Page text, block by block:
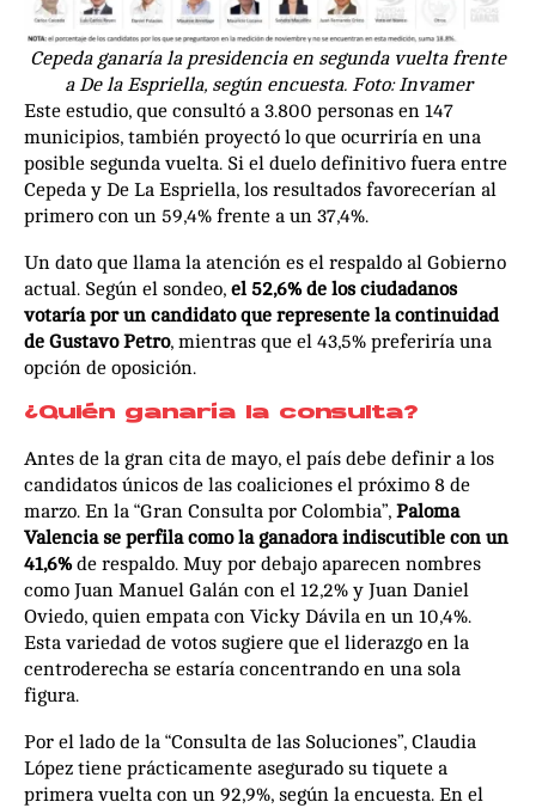
Cepeda ganaría la presidencia en segunda vuelta frente
a De la Espriella, según encuesta. Foto: Invamer
Este estudio, que consultó a 3.800 personas en 147
municipios, también proyectó lo que ocurriría en una
posible segunda vuelta. Si el duelo definitivo fuera entre
Cepeda y De La Espriella, los resultados favorecerían al
primero con un 59,4% frente a un 37,4%.
Un dato que llama la atención es el respaldo al Gobierno
actual. Según el sondeo, el 52,6% de los ciudadanos
votaría por un candidato que represente la continuidad
de Gustavo Petro, mientras que el 43,5% preferiría una
opción de oposición.
¿Quién ganaría la consulta?
Antes de la gran cita de mayo, el país debe definir a los
candidatos únicos de las coaliciones el próximo 8 de
marzo. En la “Gran Consulta por Colombia”, Paloma
Valencia se perfila como la ganadora indiscutible con un
41,6%de respaldo. Muy por debajo aparecen nombres
como Juan Manuel Galán con el 12,2% y Juan Daniel
Oviedo, quien empata con Vicky Dávila en un 10,4%.
Esta variedad de votos sugiere que el liderazgo en la
centroderecha se estaría concentrando en una sola
figura.
Por el lado de la “Consulta de las Soluciones”, Claudia
López tiene prácticamente asegurado su tiquete a
primera vuelta con un 92,9%, según la encuesta. En el